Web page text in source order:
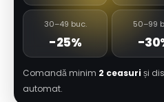
30–49 buc.
-25%
50–99
-
Comandă minim 2 ceasuri și
automat.